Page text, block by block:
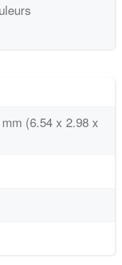
(6.54 x 2.98 x